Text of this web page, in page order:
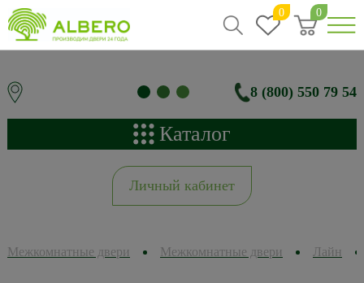
0 0
8 (800) 550 79 54
Каталог
Личный кабинет
Межкомнатные двери Межкомнатные двери Лайн